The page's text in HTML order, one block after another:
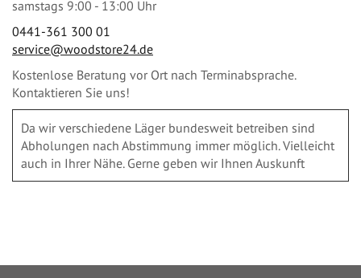
samstags 9:00 - 13:00 Uhr
0441-361 300 01
service@woodstore24.de
Kostenlose Beratung vor Ort nach Terminabsprache.
Kontaktieren Sie uns!
Da wir verschiedene Läger bundesweit betreiben sind
Abholungen nach Abstimmung immer möglich. Vielleicht
auch in Ihrer Nähe. Gerne geben wir Ihnen Auskunft